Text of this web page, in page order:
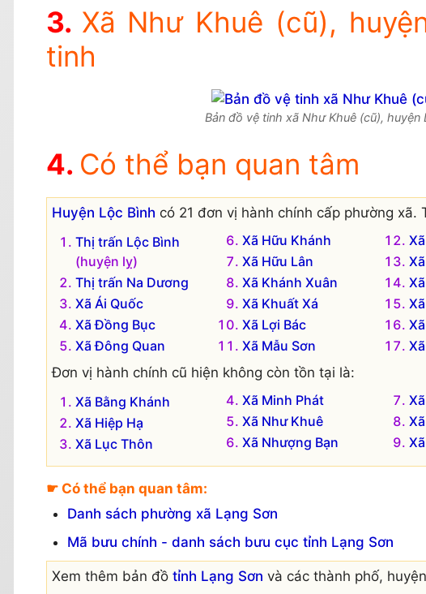
Xã Như Khuê (cũ),
tinh
Bản đồ vệ tinh xã Như Khuê (cũ), huyện
Có thể bạn quan tâm
Huyện Lộc Bình có 21 đơn vị hành chính cấp phường
Thị trấn Lộc Bình
(huyện lỵ)
Thị trấn Na Dương
Xã Ái Quốc
Xã Đồng Bục
Xã Đông Quan
Xã Hữu Khánh
Xã Hữu Lân
Xã Khánh Xuân
Xã Khuất Xá
Xã Lợi Bác
Xã Mẫu Sơn
Đơn vị hành chính cũ hiện không còn tồn tại là:
Xã Bằng Khánh
Xã Hiệp Hạ
Xã Lục Thôn
Xã Minh Phát
Xã Như Khuê
Xã Nhượng Bạn
☛ Có thể bạn quan tâm:
Danh sách phường xã Lạng Sơn
Mã bưu chính - danh sách bưu cục tỉnh Lạng Sơn
Xem thêm bản đồ tỉnh Lạng Sơn và các thành phố,